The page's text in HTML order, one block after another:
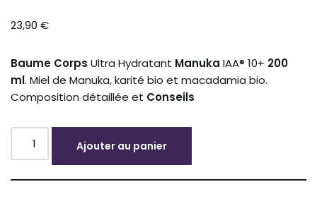
23,90 €
Baume Corps Ultra Hydratant Manuka IAA® 10+ 200
ml. Miel de Manuka, karité bio et macadamia bio.
Composition détaillée et Conseils
Ajouter au panier